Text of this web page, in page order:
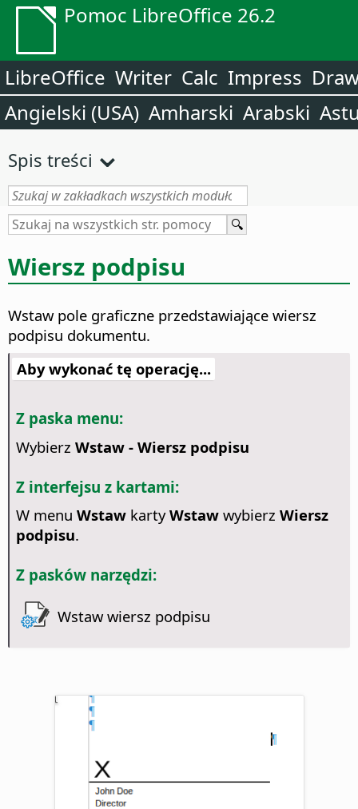
Pomoc LibreOffice 26.2
LibreOffice Writer Calc Impress
Angielski (USA) Amharski Arabski
Spis treści
Wiersz podpisu
Wstaw pole graficzne przedstawiające wiersz
podpisu dokumentu.
Aby wykonać tę operację...
Z paska menu:
Wybierz Wstaw - Wiersz podpisu
Z interfejsu z kartami:
W menu WstawkartyWstawwybierz Wiersz
podpisu.
Z pasków narzędzi:
Wstaw wiersz podpisu